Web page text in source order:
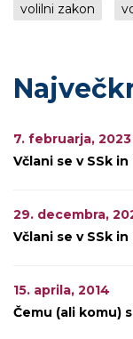
volilni zakon
7. februarja, 2023
Včlani se v SSk
29. decembra,
Včlani se v SSk
15. aprila, 2014
Čemu (ali komu)